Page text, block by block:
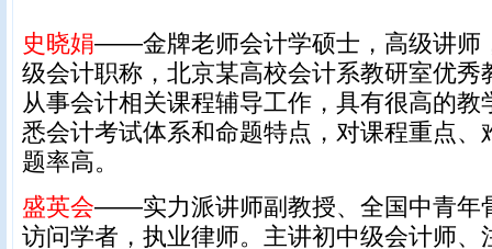
史晓娟——金牌老师会计学硕士，高级讲师
级会计职称，北京某高校会计系教研室优秀
从事会计相关课程辅导工作，具有很高的教
悉会计考试体系和命题特点，对课程重点、
题率高。
盛英会——实力派讲师副教授、全国中青年
访问学者，执业律师。主讲初中级会计师、